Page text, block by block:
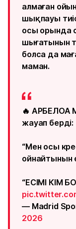
алмаған
шықпауы
осы орында
шығатынын
болса да
маман.
🔥 АРБЕЛОА
жауап берді:
“Мен осы
ойнайтынын
“ЕСІМІ КІМ
— Madrid
2026